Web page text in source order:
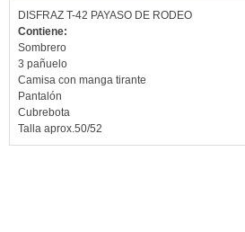
DISFRAZ T-42 PAYASO DE RODEO
Contiene:
Sombrero
3 pañuelo
Camisa con manga tirante
Pantalón
Cubrebota
Talla aprox.50/52